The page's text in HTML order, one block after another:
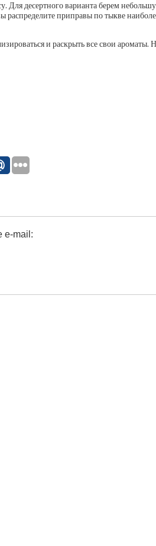
десертного варианта берем
распределите приправы по тыкве
и раскрыть все свои ароматы.
e-mail: